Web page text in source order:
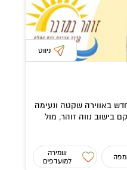
ניווט
באווירה שקטה ונעימה
נווה זוהר, מול
שמירה
למועדפים